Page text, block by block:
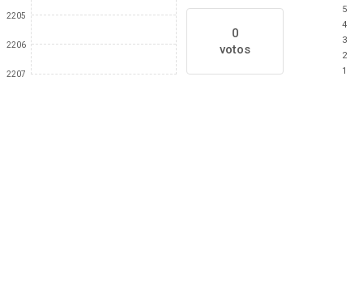
2205
2206
2207
0
votos
5
4
3
2
1